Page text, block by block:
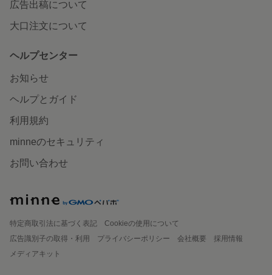
広告出稿について
大口注文について
ヘルプセンター
お知らせ
ヘルプとガイド
利用規約
minneのセキュリティ
お問い合わせ
特定商取引法に基づく表記
Cookieの使用について
広告識別子の取得・利用
プライバシーポリシー 会社概要
採用情報
メディアキット